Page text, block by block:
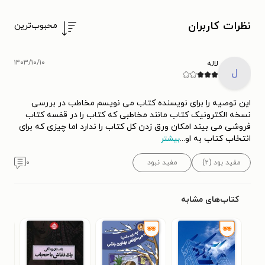
نظرات کاربران محبوب‌ترین
ل
لاله ۱۴۰۳/۱۰/۱۰
این توصیه را برای نویسنده کتاب می نویسم مخاطب در بررسی
نسخه الکترونیک کتاب مانند مخاطبی که کتاب را در قفسه کتاب
فروشی می بیند امکان ‌ورق زدن کل کتاب را ندارد اما چیزی که برای
انتخاب کتاب به او...بیشتر
مفید بود (۲) مفید نبود ۰
کتاب‌های مشابه